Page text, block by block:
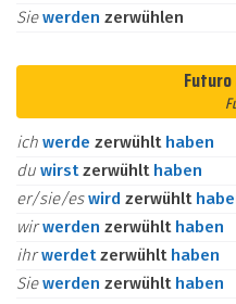
Siewerden zerwühlen
ich werde zerwühlt haben
du wirstzerwühlt haben
er/sie/eswird zerwühlt
wirwerden zerwühlt haben
ihrwerdetzerwühlt haben
Siewerden zerwühlt haben